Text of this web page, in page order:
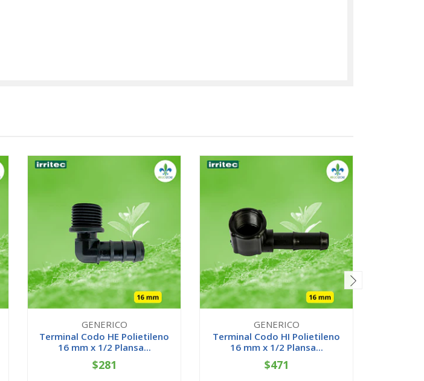
GENERICO
Terminal Codo HE Polietileno
16 mm x 1/2 Plansa...
+
$281
GENERICO
Terminal Codo HI Polietileno
16 mm x 1/2 Plansa...
+
$471